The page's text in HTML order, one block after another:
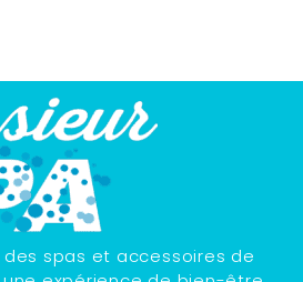
spas et accessoires de